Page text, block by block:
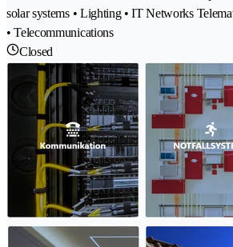
solar systems • Lighting • IT Networks
• Telecommunications
Closed